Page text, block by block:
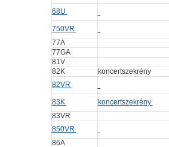
68U
750VR
77A
77GA
81V
82K
koncertszekrény
82VR
83K
koncertszekrény
83VR
850VR
86A